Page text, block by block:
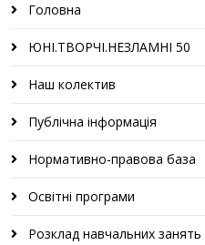
Головна
ЮНІ.ТВОРЧІ.НЕЗЛАМНІ 50
Наш колектив
Публічна інформація
Нормативно-правова база
Освітні програми
Розклад навчальних занять